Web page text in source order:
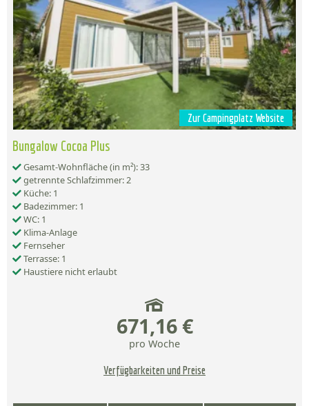
Zur Campingplatz Website
Bungalow Cocoa Plus
Gesamt-Wohnfläche (in m²): 33
getrennte Schlafzimmer: 2
Küche: 1
Badezimmer: 1
WC: 1
Klima-Anlage
Fernseher
Terrasse: 1
Haustiere nicht erlaubt
671,16 €
pro Woche
Verfügbarkeiten und Preise